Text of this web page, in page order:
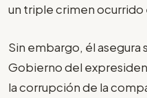
un triple crimen ocurrido
Sin embargo, él
Gobierno del
la corrupción de la